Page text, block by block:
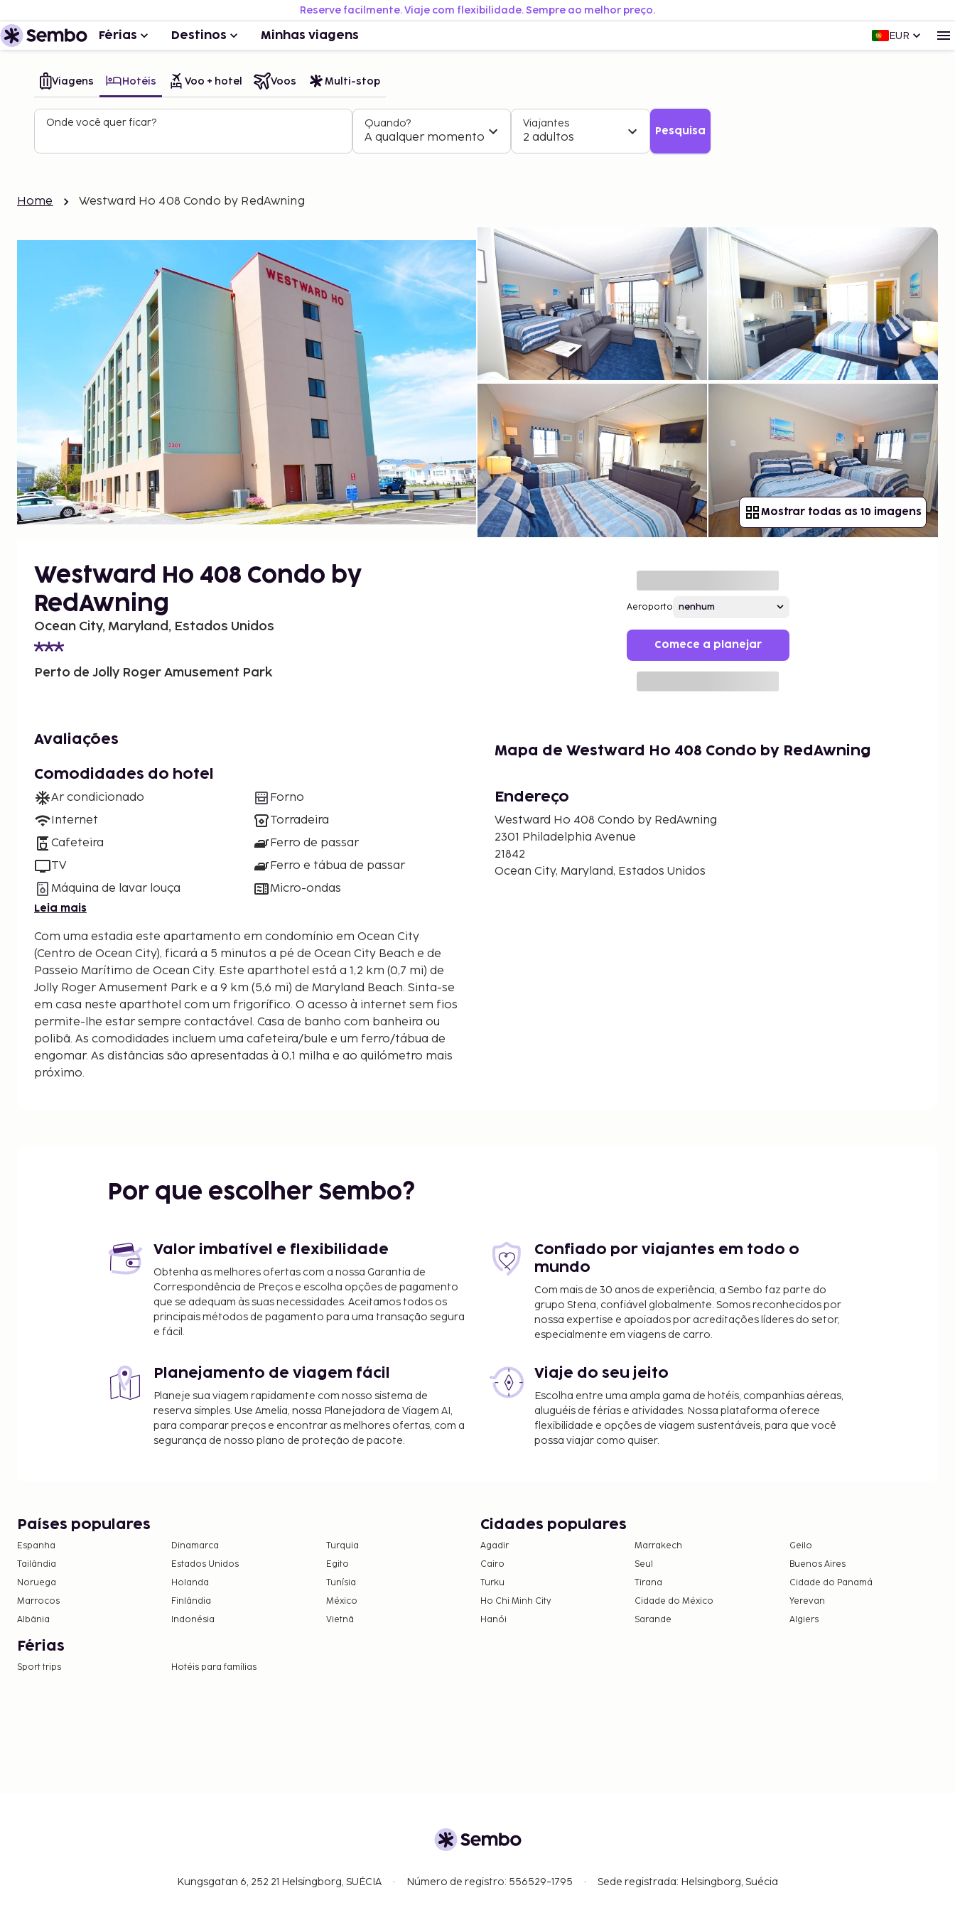
Reserve facilmente. Viaje com flexibilidade. Sempre ao melhor preço.
Férias Destinos Minhas viagens EUR
Viagens Hotéis Voo + hotel Voos Multi-stop
Onde você quer ficar? Quando?
A qualquer momento
Viajantes
2 adultos Pesquisa
Home Westward Ho 408 Condo by RedAwning
Mostrar todas as 10 imagens
Westward Ho 408 Condo by
RedAwning
Ocean City, Maryland, Estados Unidos
Perto de Jolly Roger Amusement Park
Aeroporto
Comece a planejar
Avaliações
Comodidades do hotel
Ar condicionado
Internet
Cafeteira
TV
Máquina de lavar louça
Forno
Torradeira
Ferro de passar
Ferro e tábua de passar
Micro-ondas
Leia mais
Com uma estadia este apartamento em condomínio em Ocean City
(Centro de Ocean City), ficará a 5 minutos a pé de Ocean City Beach e de
Passeio Marítimo de Ocean City. Este aparthotel está a 1,2 km (0,7 mi) de
Jolly Roger Amusement Park e a 9 km (5,6 mi) de Maryland Beach. Sinta-se
em casa neste aparthotel com um frigorífico. O acesso à internet sem fios
permite-lhe estar sempre contactável. Casa de banho com banheira ou
polibã. As comodidades incluem uma cafeteira/bule e um ferro/tábua de
engomar. As distâncias são apresentadas à 0,1 milha e ao quilómetro mais
próximo.
Jolly Roger Amusement Park - 1,2 km/0,7 mi
Midway Shopping Center - 2,3 km/1,4 mi
Fun City Arcade - 3 km/1,8 mi
Seacrets Distilling Company - 3,2 km/2 mi
Jolly Roger at the Pier - 3,2 km/2 mi
Ripley's Believe It or Not! - 3,3 km/2 mi
Seacrets - 3,3 km/2 mi
Trimper's Rides - 3,4 km/2,1 mi
Ocean City, Maryland (OCE-Aeroporto Municipal de Ocean City) - 8,5 km/5,3
Salisbury, Maryland (SBY-Aeroporto Regional de Salisbury - Ocean City
Wicomico) - 46,3 km/28,8 mi
Georgetown, Delaware (GED-Sussex County) - 56 km/34,8 mi
as transações.
Mapa de Westward Ho 408 Condo by RedAwning
Endereço
Westward Ho 408 Condo by RedAwning
2301 Philadelphia Avenue
21842
Ocean City, Maryland, Estados Unidos
Por que escolher Sembo?
Valor imbatível e flexibilidade
Obtenha as melhores ofertas com a nossa Garantia de
Correspondência de Preços e escolha opções de pagamento
que se adequam às suas necessidades. Aceitamos todos os
principais métodos de pagamento para uma transação segura
e fácil.
Confiado por viajantes em todo o
mundo
Com mais de 30 anos de experiência, a Sembo faz parte do
grupo Stena, confiável globalmente. Somos reconhecidos por
nossa expertise e apoiados por acreditações líderes do setor,
especialmente em viagens de carro.
Planejamento de viagem fácil
Planeje sua viagem rapidamente com nosso sistema de
reserva simples. Use Amelia, nossa Planejadora de Viagem AI,
para comparar preços e encontrar as melhores ofertas, com a
segurança de nosso plano de proteção de pacote.
Viaje do seu jeito
Escolha entre uma ampla gama de hotéis, companhias aéreas,
aluguéis de férias e atividades. Nossa plataforma oferece
flexibilidade e opções de viagem sustentáveis, para que você
possa viajar como quiser.
Países populares
Espanha Dinamarca
Turquia
Tailândia
Estados Unidos
Egito
Noruega
Holanda
Tunísia
Marrocos
Finlândia
México
Albânia
Indonésia Vietnã
Cidades populares
Agadir Marrakech
Geilo
Cairo
Seul
Buenos Aires
Turku
Tirana
Cidade do Panamá
Ho Chi Minh City
Cidade do México
Yerevan
Hanói
Sarande Algiers
Férias
Sport trips Hotéis para famílias
Kungsgatan 6, 252 21 Helsingborg, SUÉCIA Número de registro: 556529-1795 Sede registrada: Helsingborg, Suécia